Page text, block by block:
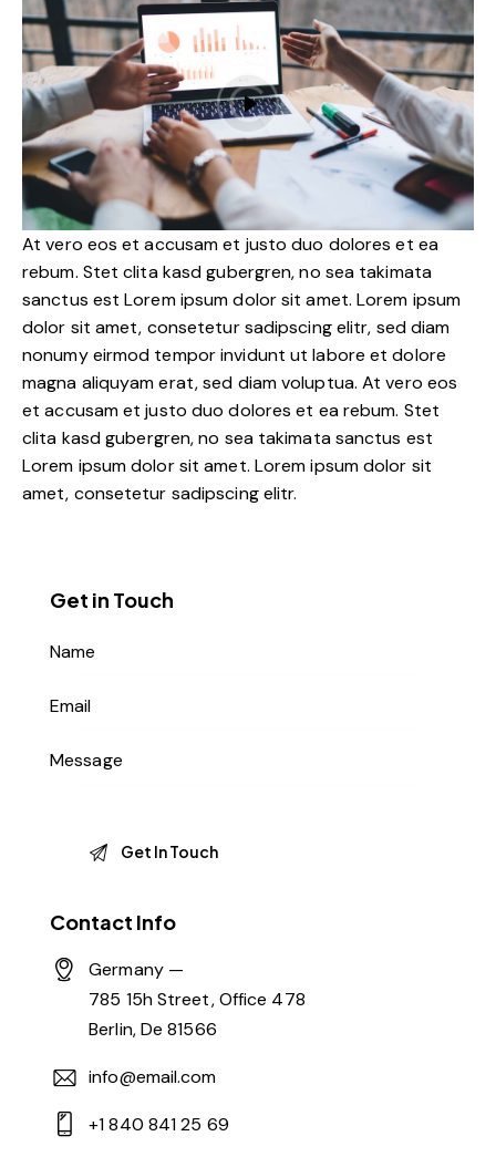
At vero eos et accusam et justo duo dolores et ea
rebum. Stet clita kasd gubergren, no sea takimata
sanctus est Lorem ipsum dolor sit amet. Lorem ipsum
dolor sit amet, consetetur sadipscing elitr, sed diam
nonumy eirmod tempor invidunt ut labore et dolore
magna aliquyam erat, sed diam voluptua. At vero eos
et accusam et justo duo dolores et ea rebum. Stet
clita kasd gubergren, no sea takimata sanctus est
Lorem ipsum dolor sit amet. Lorem ipsum dolor sit
amet, consetetur sadipscing elitr.
Get in Touch
Contact Info
Germany —
785 15h Street, Office 478
Berlin, De 81566
info@email.com
+1 840 841 25 69